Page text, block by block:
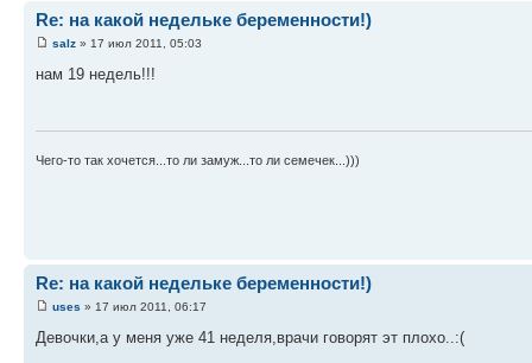
Re: на какой недельке беременности!)
salz » 17 июл 2011, 05:03
нам 19 недель!!!
Чего-то так хочется...то ли замуж...то ли семечек...)))
Re: на какой недельке беременности!)
uses » 17 июл 2011, 06:17
Девочки,а у меня уже 41 неделя,врачи говорят эт плохо..:(